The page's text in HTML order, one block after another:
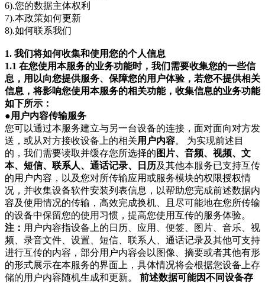
6).您的数据主体权利
7).本政策如何更新
8).如何联系我们
1. 我们将如何收集和使用您的个人信息
1.1 在您使用本服务的业务功能时，我们需要收集您的一些信
息，用以向您提供服务、保障您的用户体验，若您不提供相关
信息，将影响您使用本服务的相关功能，收集信息的业务功能
如下所示：
●用户内容传输服务
您可以通过本服务建立与另一台设备的连接，面对面向对方发
送，或从对方接收设备上的相关用户内容。 为实现前述目
的，我们需要读取并缓存您所选择的 图片、音频、视频、文
本、短信、联系人、通话记录、日历及其他本服务已支持互传
的用户内容，以及您对所传输应用或服务模块的权限授权情
况，并收集设备软件安装列表信息，以帮助您完成前述数据内
容及使用情况的传输，高效完成换机、且尽可能地在您所传输
的设备中保留您的使用习惯，提高您使用互传的服务体验。
注： 用户内容指设备上的日历、应用、便签、图片、音乐、视
频、录音文件、设置、短信、联系人、通话记录及其他可支持
进行互传的内容，部分用户内容会以图像、摘要或者其他有形
的形式展示在本服务的界面上，具体情况将会根据您设备上存
储的用户内容随机生成和更新。 前述数据可能因不同设备存